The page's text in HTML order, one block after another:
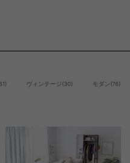
ヴィンテージ(30) モダン(76)